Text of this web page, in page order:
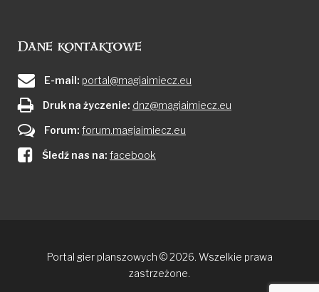
Dane kontaktowe
E-mail: portal@magiaimiecz.eu
Druk na życzenie: dnz@magiaimiecz.eu
Forum: forum.magiaimiecz.eu
Śledź nas na: facebook
Portal gier planszowych © 2026. Wszelkie prawa
zastrzeżone.